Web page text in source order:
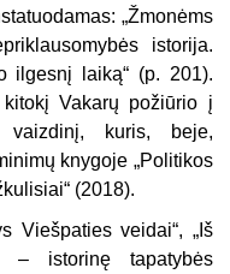
„Žmonėms
istorija.
ilgesnį laiką“ (p. 201).
Vakarų požiūrio į
vaizdinį, kuris, beje,
knygoje „Politikos
(2018).
Viešpaties veidai“, „Iš
istorinę tapatybės